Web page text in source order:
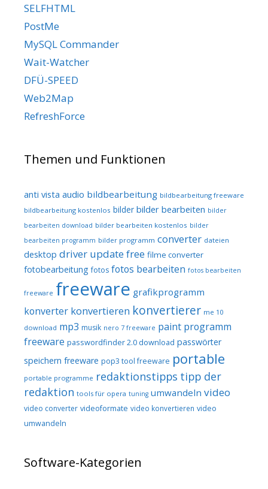
SELFHTML
PostMe
MySQL Commander
Wait-Watcher
DFÜ-SPEED
Web2Map
RefreshForce
Themen und Funktionen
anti vista audio bildbearbeitung bildbearbeitung freeware
bildbearbeitung kostenlos bilder bilder bearbeiten bilder
bearbeiten download bilder bearbeiten kostenlos bilder
bearbeiten programm bilder programm converter dateien
desktop driver update free filme converter
fotobearbeitung fotos fotos bearbeiten fotos bearbeiten
freeware freeware grafikprogramm
konverter konvertieren konvertierer me 10
download mp3 musik nero 7 freeware paint programm
freeware passwordfinder 2.0 download passwörter
speichern freeware pop3 tool freeware portable
portable programme redaktionstipps tipp der
redaktion tools für opera tuning umwandeln video
video converter videoformate video konvertieren video
umwandeln
Software-Kategorien